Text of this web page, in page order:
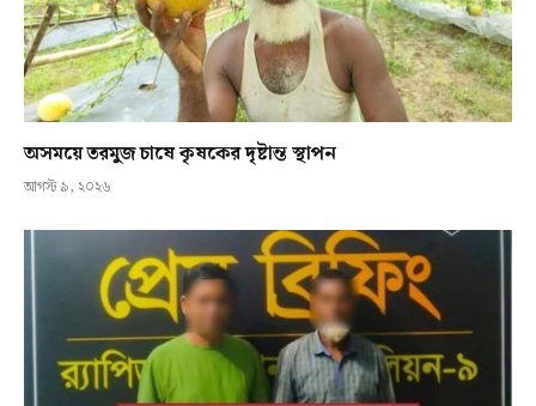
অসময়ে তরমুজ চাষে কৃষকের দৃষ্টান্ত স্থাপন
আগস্ট ৯, ২০২৬